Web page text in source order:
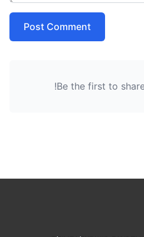
Post Comment
Be the first to